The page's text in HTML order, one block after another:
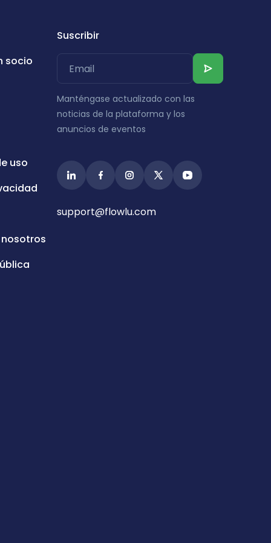
socio
uso
Suscribir
Manténgase actualizado con las
noticias de la plataforma y los
anuncios de eventos
support@flowlu.com